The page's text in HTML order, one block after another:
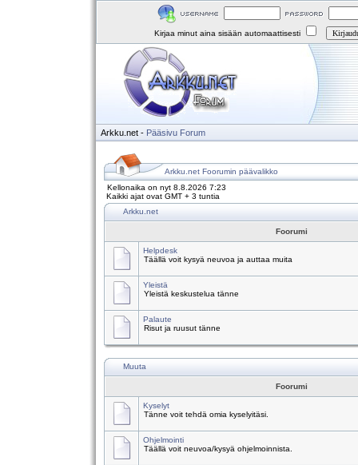
Kirjaa minut aina sisään automaattisesti
Arkku.net - Pääsivu Forum
Arkku.net Foorumin päävalikko
Kellonaika on nyt 8.8.2026 7:23
Kaikki ajat ovat GMT + 3 tuntia
Arkku.net
Foorumi
Helpdesk
Täällä voit kysyä neuvoa ja auttaa muita
Yleistä
Yleistä keskustelua tänne
Palaute
Risut ja ruusut tänne
Muuta
Foorumi
Kyselyt
Tänne voit tehdä omia kyselyitäsi.
Ohjelmointi
Täällä voit neuvoa/kysyä ohjelmoinnista.